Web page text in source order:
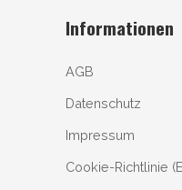
Informationen
AGB
Datenschutz
Impressum
Cookie-Richtlinie